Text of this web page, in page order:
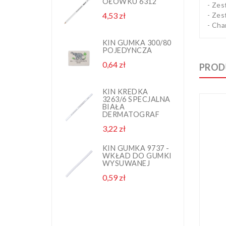
4,53 złCena
KIN GUMKA 300/80
POJEDYNCZA
0,64 złCena
KIN KREDKA
3263/6 SPECJALNA
BIAŁA
DERMATOGRAF
3,22 złCena
KIN GUMKA 9737 -
WKŁAD DO GUMKI
WYSUWANEJ
0,59 złCena
-
-
-